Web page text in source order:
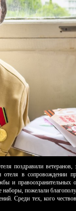
поздравили
в сопровождении
и
пожелали
Среди тех, кого